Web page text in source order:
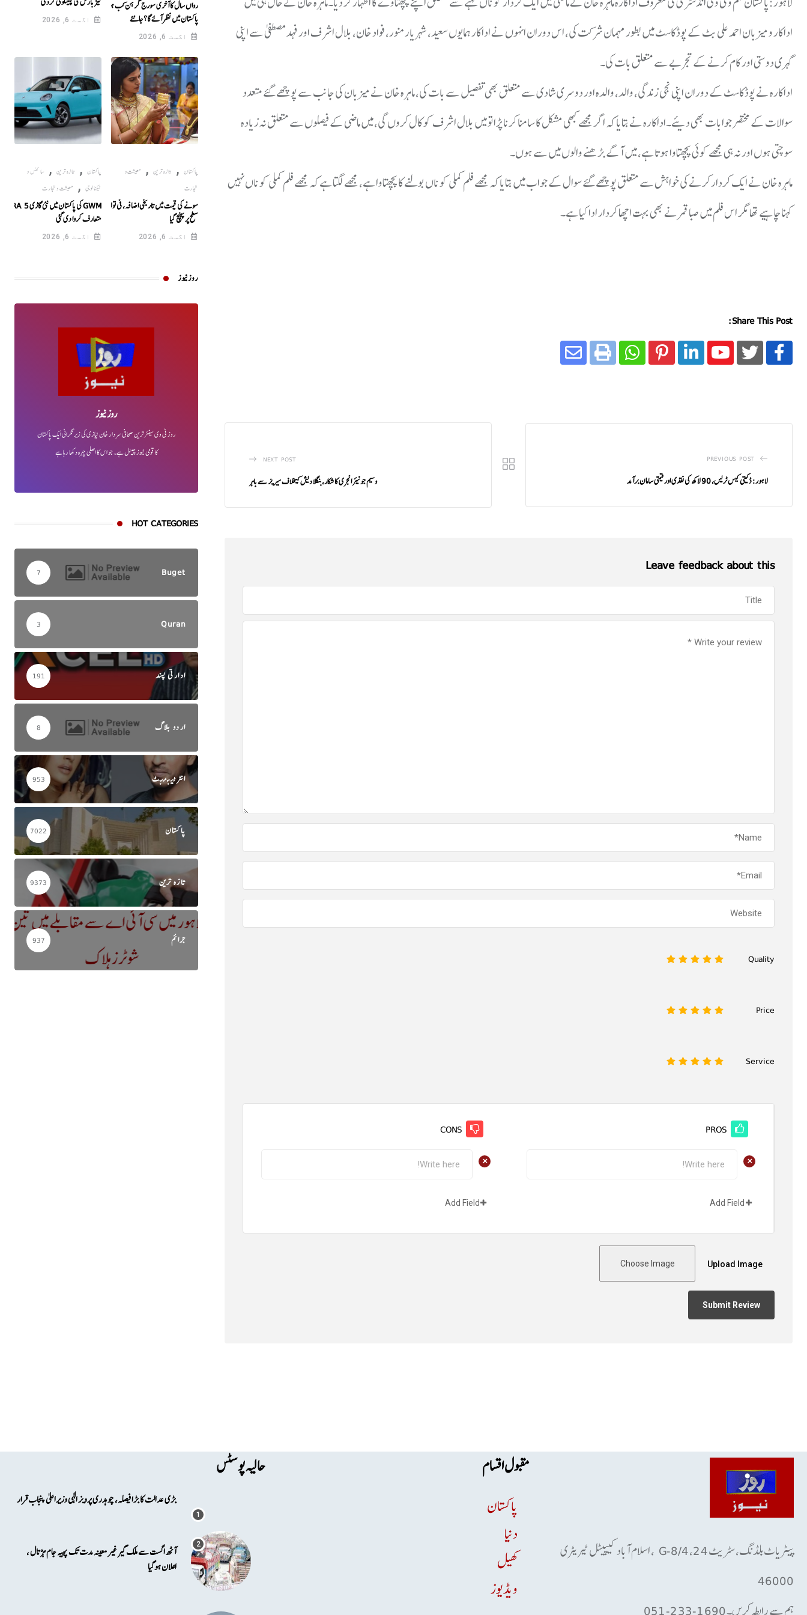
اداکار و میزبان احمد علی بٹ کے پوڈکاسٹ میں بطور مہمان شرکت کی، اس دوران انہوں نے اداکار ہمایوں سعید، شہریار منور، فواد خان، بلال اشرف اور فہد مصطفی سے اپنی
گہری دوستی اور کام کرنے کے تجربے سے متعلق بات کی۔
اداکارہ نے پوڈکاسٹ کے دوران اپنی نجی زندگی، والد، والدہ اور دوسری شادی سے متعلق بھی تفصیل سے بات کی، ماہرہ خان نے میزبان کی جانب سے پوچھے گئے متعدد
سوالات کے مختصر جوابات بھی دیئے۔اداکارہ نے بتایا کہ اگر مجھے کبھی مشکل کا سامنا کرنا پڑا تو میں بلال اشرف کو کال کروں گی، میں ماضی کے فیصلوں سے متعلق نہ زیادہ
سوچتی ہوں اور نہ ہی مجھے کوئی پچھتاوا ہوتا ہے، میں آگے بڑھنے والوں میں سے ہوں۔
ماہرہ خان نے ایک کردار کرنے کی خواہش سے متعلق پوچھے گئے سوال کے جواب میں بتایا کہ مجھے فلم کملی کو ناں بولنے کا پچھتاوا ہے، مجھے لگتا ہے کہ مجھے فلم کملی کو ناں نہیں
کہنا چاہیے تھا مگر اس فلم میں صبا قمر نے بھی بہت اچھا کردار ادا کیا ہے۔
Share This Post:
PREVIOUS POST
لاہور: ڈکیتی کیس ٹریس، 90 لاکھ کی نقدی اور قیمتی سامان برآمد
NEXT POST
وسیم جونیئر انجری کا شکار، بنگلا دیش کیخلاف سیریز سے باہر
Leave feedback about this
Quality
5
4
3
2
Price
5
4
3
2
Service
5
4
3
2
PROS
+
Add Field
CONS
+
Add Field
Upload Image
Choose Image
رواں سال کا آخری سورج گرہن کب ہوگا، کیا
پاکستان میں نظر آئے گا؟جانئے
اگست 6, 2026
اگست 6, 2026
پاکستان , تازہ ترین,
معیشت و
تجارت
سونے کی قیمت میں تاریخی اضافہ، فی تولہ ریکارڈ
سطح پر پہنچ گیا
اگست 6, 2026
پاکستان , تازہ ترین,
سائنس و
ٹیکنالوجی , معیشت و تجارت
GWM کی پاکستان میں نئی گاڑی ORA 5
متعارف کروا دی گئی
اگست 6, 2026
روز نیوز
روز نیوز
روز ٹی وی سینئر ترین صحافی سردار خان نیازی کی زیر نگرانی ایک پاکستان
کا قومی نیوز چینل ہے۔ جو اس کا اصلی چہرہ دکھا رہا ہے
HOT CATEGORIES
Buget
7
Quran
3
ادارتی پسند 191
اردو بلاگ 8
انٹرٹینمنٹ 953
پاکستان 7022
تازہ ترین 9373
جرائم 937
پیٹریاٹ بلڈنگ، سٹریٹ 24، G-8/4 ، اسلام آباد کیپیٹل ٹیریٹری
46000
ہم سے رابطہ کریں۔ 1690-233-051
مقبول اقسام
پاکستان
دنیا
کھیل
ویڈیوز
حالیہ پوسٹس
بڑی عدالت کا بڑا فیصلہ، چوہدری پرویز الٰہی وزیراعلیٰ پنجاب قرار
آٹھ اگست سے ملک گیر غیر معینہ مدت تک پہیہ جام ہڑتال ،
اعلان ہوگیا